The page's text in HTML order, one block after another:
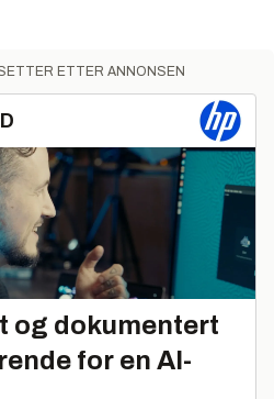
ETTER ANNONSEN
og dokumentert
for en AI-